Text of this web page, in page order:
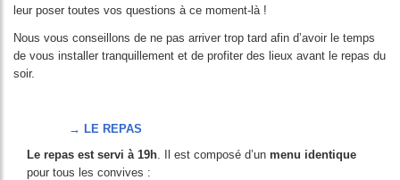
leur poser toutes vos questions à ce moment-là !
Nous vous conseillons de ne pas arriver trop tard afin d’avoir le temps
de vous installer tranquillement et de profiter des lieux avant le repas du
soir.
→ LE REPAS
Le repas est servi à 19h . Il est composé d’un menu identique
pour tous les convives :